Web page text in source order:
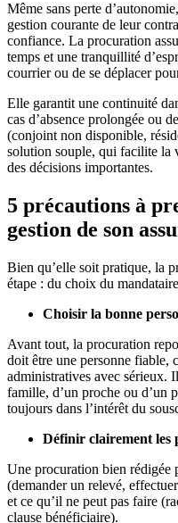
Même sans perte
gestion courante de leur
confiance. La procuration
temps et une tranquillité
courrier ou de se déplacer
Elle garantit une continuité
cas d’absence prolongée ou
(conjoint non disponible,
solution souple, qui facilite la
des décisions importantes.
5 précautions à
gestion de son
Bien qu’elle soit pratique, la
étape : du choix du
Choisir la bonne
Avant tout, la procuration
doit être une personne fiable,
administratives avec sérieux.
famille, d’un proche ou d’un
toujours dans l’intérêt du
Définir clairement les
Une procuration bien rédigée
(demander un relevé,
et ce qu’il ne peut pas faire
clause bénéficiaire).